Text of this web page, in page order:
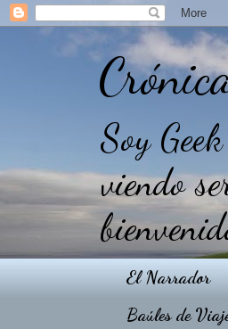
Soy
viendo
El Narrador
Baúles de